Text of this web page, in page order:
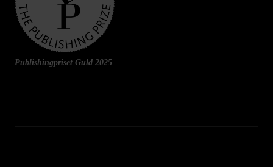
Publishingpriset Guld 2025